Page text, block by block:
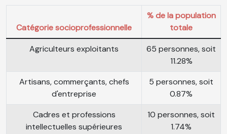
Catégorie socioprofessionnelle
% de la population
totale
Agriculteurs exploitants
65 personnes, soit
11.28%
Artisans, commerçants, chefs
d'entreprise
5 personnes, soit
0.87%
Cadres et professions
intellectuelles supérieures
10 personnes, soit
1.74%